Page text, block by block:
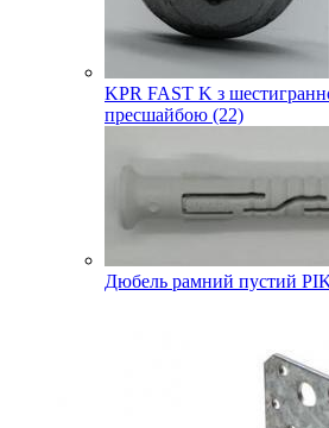
KPR FAST K з
пресшайбою (22)
Дюбель рамний пустий